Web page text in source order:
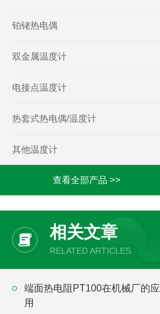
铂铑热电偶
双金属温度计
电接点温度计
热套式热电偶/温度计
其他温度计
查看全部产品 >>
相关文章
RELATED ARTICLES
端面热电阻PT100在机械厂的应
用